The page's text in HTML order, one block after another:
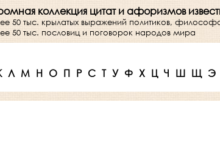
коллекция цитат и афоризмов
50 тыс. крылатых выражений политиков,
50 тыс. пословиц и поговорок народов мира
Л М Н О П Р С Т У Ф Х Ц Ч Ш Щ Э